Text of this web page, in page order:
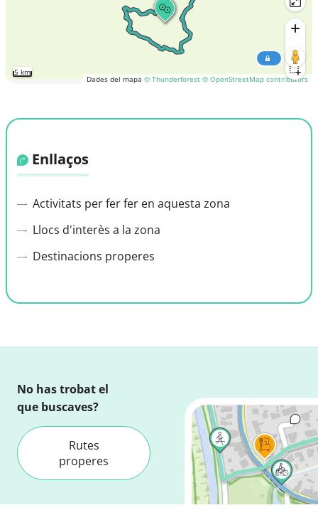
Dades del mapa © Thunderforest © OpenStreetMap contributors
5 km
Enllaços
Activitats per fer fer en aquesta zona
Llocs d'interès a la zona
Destinacions properes
No has trobat el
que buscaves?
Rutes
properes